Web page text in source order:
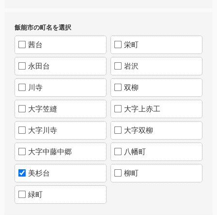
飯能市の町名を選択
茜台 栄町
永田台 岩沢
川寺 双柳
大字笠縫 大字上赤工
大字川寺 大字双柳
大字中藤中郷 八幡町
美杉台 柳町
緑町